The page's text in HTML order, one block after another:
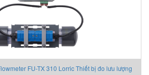
FU-TX 310 Lorric Thiết bị đo lưu lượng